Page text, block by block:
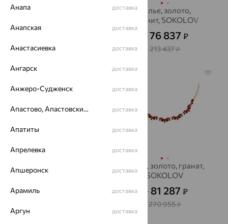
Колье, золото,
фианит, SOKOLOV
76 837₽
213 437₽
64%
SOKOLOV
от
70%
Колье, золото, гранат,
SOKOLOV
от 81 287 ₽
270 955₽
Анапа доставка
Анапская доставка
Анастасиевка доставка
Ангарск доставка
Анжеро-Судженск доставка
Апастово, Апастовский район доставка
Апатиты доставка
Апрелевка доставка
Апшеронск доставка
Арамиль доставка
Аргун доставка